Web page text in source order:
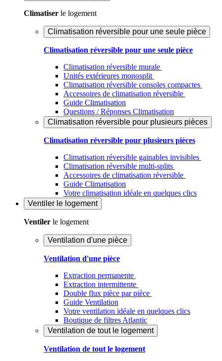
Climatiser le logement
Climatisation réversible pour une seule pièce
Climatisation réversible pour une seule pièce
Climatisation réversible murale
Unités extérieures monosplit
Climatisation réversible consoles compactes
Accessoires de climatisation réversible
Guide Climatisation
Questions / Réponses Climatisation
Climatisation réversible pour plusieurs pièces
Climatisation réversible pour plusieurs pièces
Climatisation réversible gainables invisibles
Climatisation réversible multi-splits
Accessoires de climatisation réversible
Guide Climatisation
Votre climatisation idéale en quelques clics
Ventiler le logement
Ventiler le logement
Ventilation d'une pièce
Ventilation d'une pièce
Extraction permanente
Extraction intermittente
Double flux pièce par pièce
Guide Ventilation
Votre ventilation idéale en quelques clics
Boutique de filtres Atlantic
Ventilation de tout le logement
Ventilation de tout le logement